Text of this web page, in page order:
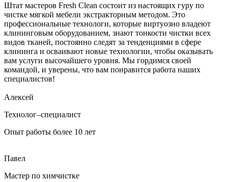
Штат мастеров Fresh Clean состоит из настоящих гуру по
чистке мягкой мебели экстракторным методом. Это
профессиональные технологи, которые виртуозно владеют
клининговым оборудованием, знают тонкости чистки всех
видов тканей, постоянно следят за тенденциями в сфере
клининга и осваивают новые технологии, чтобы оказывать
вам услуги высочайшего уровня. Мы гордимся своей
командой, и уверены, что вам понравится работа наших
специалистов!
Алексей
Технолог–специалист
Опыт работы более 10 лет
Павел
Мастер по химчистке